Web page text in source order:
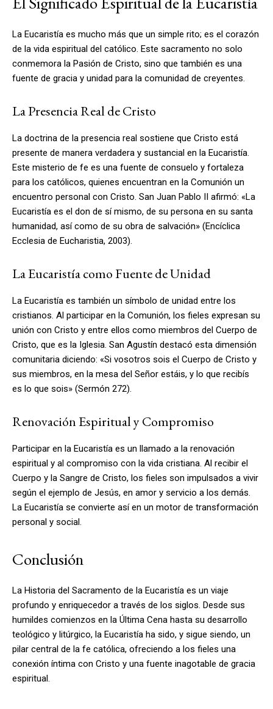
La Eucaristía es mucho más que un simple rito; es el corazón
de la vida espiritual del católico. Este sacramento no solo
conmemora la Pasión de Cristo, sino que también es una
fuente de gracia y unidad para la comunidad de creyentes.
La Presencia Real de Cristo
La doctrina de la presencia real sostiene que Cristo está
presente de manera verdadera y sustancial en la Eucaristía.
Este misterio de fe es una fuente de consuelo y fortaleza
para los católicos, quienes encuentran en la Comunión un
encuentro personal con Cristo. San Juan Pablo II afirmó: «La
Eucaristía es el don de sí mismo, de su persona en su santa
humanidad, así como de su obra de salvación» (Encíclica
Ecclesia de Eucharistia, 2003).
La Eucaristía como Fuente de Unidad
La Eucaristía es también un símbolo de unidad entre los
cristianos. Al participar en la Comunión, los fieles expresan su
unión con Cristo y entre ellos como miembros del Cuerpo de
Cristo, que es la Iglesia. San Agustín destacó esta dimensión
comunitaria diciendo: «Si vosotros sois el Cuerpo de Cristo y
sus miembros, en la mesa del Señor estáis, y lo que recibís
es lo que sois» (Sermón 272).
Renovación Espiritual y Compromiso
Participar en la Eucaristía es un llamado a la renovación
espiritual y al compromiso con la vida cristiana. Al recibir el
Cuerpo y la Sangre de Cristo, los fieles son impulsados a vivir
según el ejemplo de Jesús, en amor y servicio a los demás.
La Eucaristía se convierte así en un motor de transformación
personal y social.
Conclusión
La Historia del Sacramento de la Eucaristía es un viaje
profundo y enriquecedor a través de los siglos. Desde sus
humildes comienzos en la Última Cena hasta su desarrollo
teológico y litúrgico, la Eucaristía ha sido, y sigue siendo, un
pilar central de la fe católica, ofreciendo a los fieles una
conexión íntima con Cristo y una fuente inagotable de gracia
espiritual.